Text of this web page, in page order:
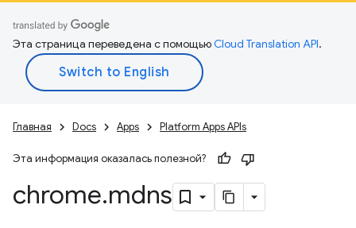
Эта страница переведена с помощьюCloud Translation API.
Главная Docs Apps Platform Apps APIs
Эта информация оказалась полезной?
chrome.mdns